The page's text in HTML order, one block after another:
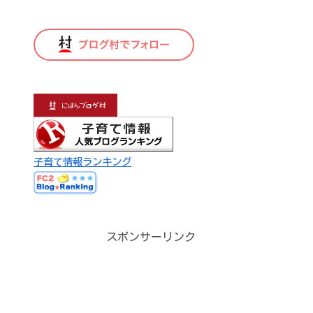
子育て情報ランキング
スポンサーリンク